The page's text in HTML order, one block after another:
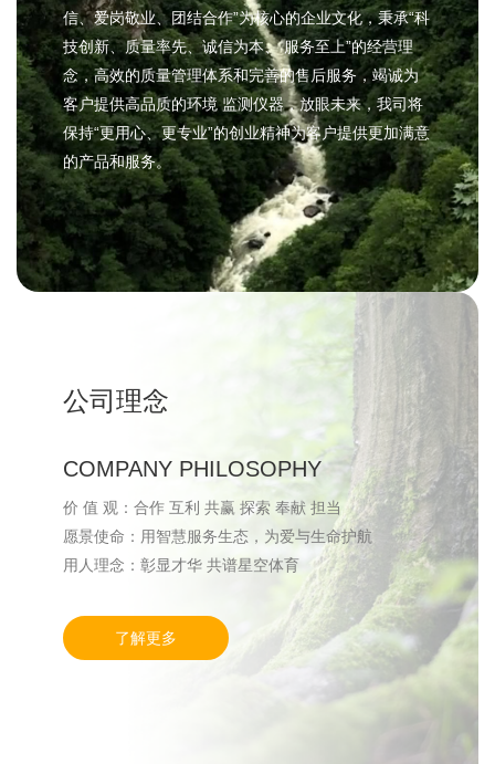
信、爱岗敬业、团结合作”为核心的企业文化，秉承“科
技创新、质量率先、诚信为本、 服务至上”的经营理
念，高效的质量管理体系和完善的售后服务，竭诚为
客户提供高品质的环境 监测仪器，放眼未来，我司将
保持“更用心、更专业”的创业精神为客户提供更加满意
的产品和服务。
公司理念
COMPANY PHILOSOPHY
价 值 观：合作 互利 共赢 探索 奉献 担当
愿景使命：用智慧服务生态，为爱与生命护航
用人理念：彰显才华 共谱星空体育
了解更多